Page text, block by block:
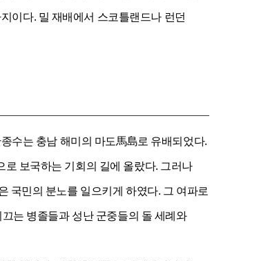
이다. 밀 재배에서 스코틀랜드나 런던
수는 충남 해미의 마도馬島로 유배되었다.
보국하는 기회의 길에 올랐다. 그러나
국민의 분노를 일으키게 하였다. 그 여파로
는 병졸들과 성난 군중들의 돌 세례와